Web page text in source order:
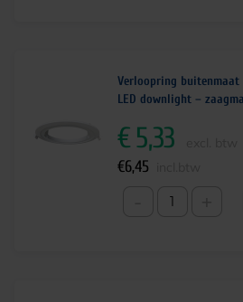
Verloopring buitenmaat
LED downlight –
€5,33
€6,45